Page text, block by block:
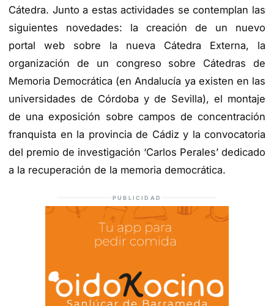
Cátedra. Junto a estas actividades se contemplan las
siguientes novedades: la creación de un nuevo
portal web sobre la nueva Cátedra Externa, la
organización de un congreso sobre Cátedras de
Memoria Democrática (en Andalucía ya existen en las
universidades de Córdoba y de Sevilla), el montaje
de una exposición sobre campos de concentración
franquista en la provincia de Cádiz y la convocatoria
del premio de investigación ‘Carlos Perales’ dedicado
a la recuperación de la memoria democrática.
PUBLICIDAD